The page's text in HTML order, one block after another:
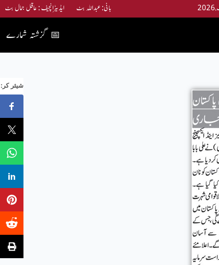
بانی: عبداللہ بٹ ایڈیٹرانچیف : عاقل جمال بٹ
گزشتہ شمارے 📅
:شیئر کر